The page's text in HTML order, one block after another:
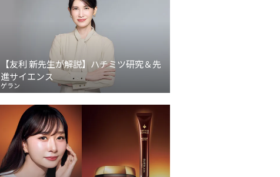
【友利 新先生が解説】ハチミツ研究＆先
進サイエンス
ゲラン